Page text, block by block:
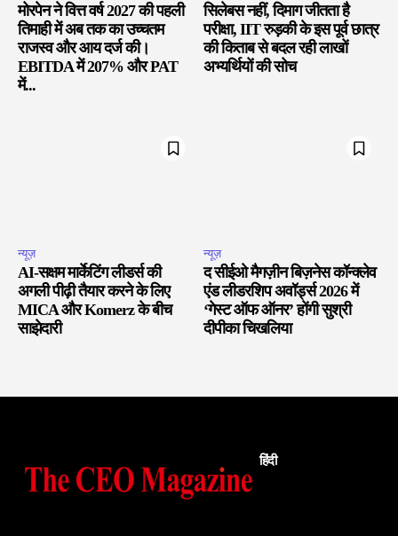
मोरपेन ने वित्त वर्ष 2027 की पहली
तिमाही में अब तक का उच्चतम
राजस्व और आय दर्ज की।
EBITDA में 207% और PAT
में...
सिलेबस नहीं, दिमाग जीतता है
परीक्षा, IIT रुड़की के इस पूर्व छात्र
की किताब से बदल रही लाखों
अभ्यर्थियों की सोच
न्यूज़
AI-सक्षम मार्केटिंग लीडर्स की
अगली पीढ़ी तैयार करने के लिए
MICA और Komerz के बीच
साझेदारी
न्यूज़
द सीईओ मैगज़ीन बिज़नेस कॉन्क्लेव
एंड लीडरशिप अवॉर्ड्स 2026 में
‘गेस्ट ऑफ ऑनर’ होंगी सुश्री
दीपीका चिखलिया
हिंदी